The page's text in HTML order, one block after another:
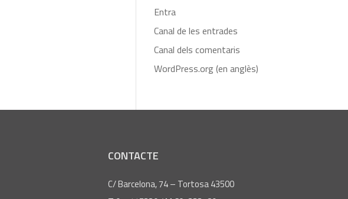
Entra
Canal de les entrades
Canal dels comentaris
WordPress.org (en anglès)
CONTACTE
C/ Barcelona, 74 – Tortosa 43500